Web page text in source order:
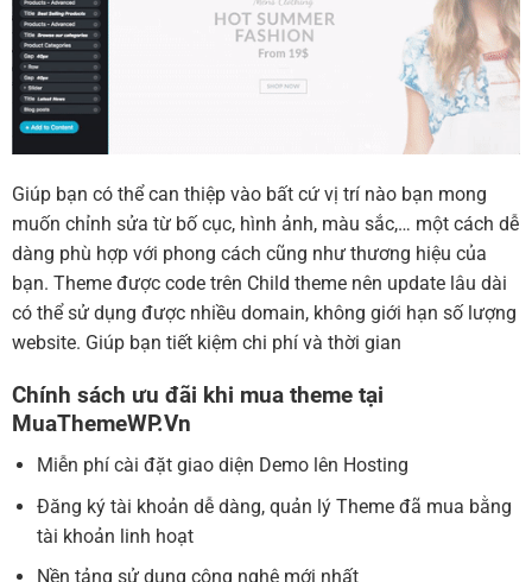
Giúp bạn có thể can thiệp vào bất cứ vị trí nào bạn mong
muốn chỉnh sửa từ bố cục, hình ảnh, màu sắc,… một cách dễ
dàng phù hợp với phong cách cũng như thương hiệu của
bạn. Theme được code trên Child theme nên update lâu dài
có thể sử dụng được nhiều domain, không giới hạn số lượng
website. Giúp bạn tiết kiệm chi phí và thời gian
Chính sách ưu đãi khi mua theme tại
MuaThemeWP.Vn
Miễn phí cài đặt giao diện Demo lên Hosting
Đăng ký tài khoản dễ dàng, quản lý Theme đã mua bằng
tài khoản linh hoạt
Nền tảng sử dụng công nghệ mới nhất